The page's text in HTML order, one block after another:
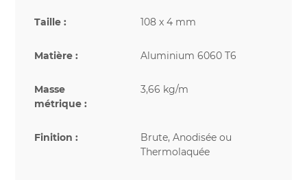
Taille : 108 x 4 mm
Matière : Aluminium 6060 T6
Masse
métrique :
3,66 kg/m
Finition :
Brute, Anodisée ou
Thermolaquée